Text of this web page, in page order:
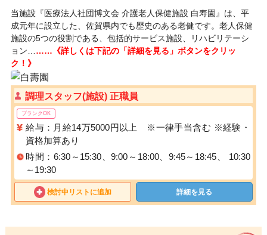
当施設『医療法人社団博文会 介護老人保健施設 白寿園』は、平
成元年に設立した、佐賀県内でも歴史のある老健です。老人保健
施設の5つの役割である、包括的サービス施設、リハビリテーシ
ョン… ……《詳しくは下記の「詳細を見る」ボタンをクリッ
ク！》
調理スタッフ(施設) 正職員
ブランクOK
給与：月給14万5000円以上 ※一律手当含む ※経験・
資格加算あり
時間：6:30～15:30、9:00～18:00、9:45～18:45、 10:30
～19:30
検討中リストに追加 詳細を見る